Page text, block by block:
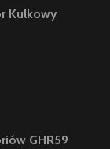
Kulkowy
GHR59